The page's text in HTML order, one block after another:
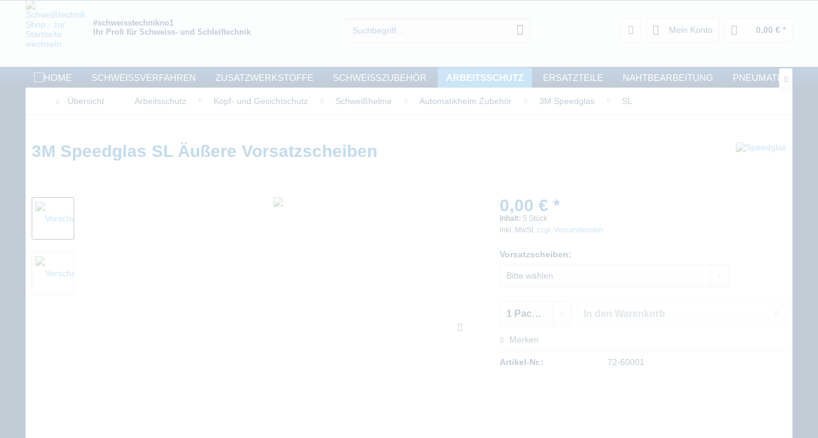
#schweisstechnikno1
Ihr Profi für Schweiss- und Schleiftechnik
Mein Konto 0,00 € *
SCHWEISSVERFAHREN ZUSATZWERKSTOFFE SCHWEISSZUBEHÖR ARBEITSSCHUTZ ERSATZTEILE NAHTBEARBEITUNG PNEUMATIK
Übersicht Arbeitsschutz Kopf- und Gesichtschutz Schweißhelme Automatikhelm Zubehör 3M Speedglas SL
3M Speedglas SL Äußere Vorsatzscheiben
0,00 € *
Inhalt: 5 Stück
inkl. MwSt. zzgl. Versandkosten
Vorsatzscheiben:
In den Warenkorb
Merken
Artikel-Nr.: 72-60001